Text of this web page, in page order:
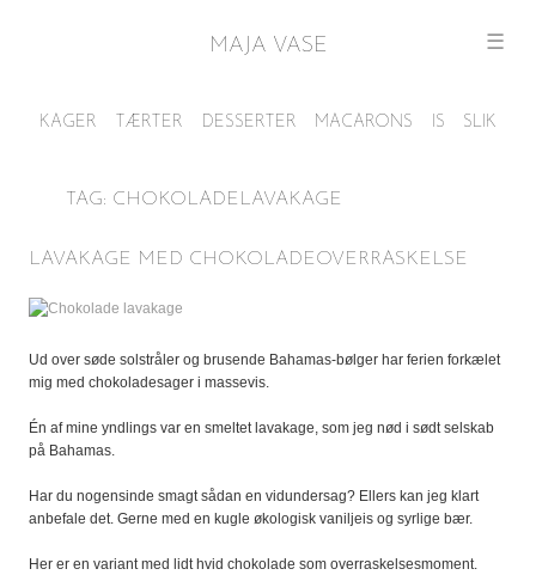
MAJA VASE ☰
TAG: CHOKOLADELAVAKAGE
LAVAKAGE MED CHOKOLADEOVERRASKELSE
Ud over søde solstråler og brusende Bahamas-bølger har ferien forkælet
mig med chokoladesager i massevis.
Én af mine yndlings var en smeltet lavakage, som jeg nød i sødt selskab
på Bahamas.
Har du nogensinde smagt sådan en vidundersag? Ellers kan jeg klart
anbefale det. Gerne med en kugle økologisk vaniljeis og syrlige bær.
Her er en variant med lidt hvid chokolade som overraskelsesmoment.